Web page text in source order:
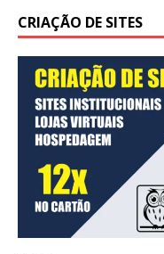
CRIAÇÃO DE SITES